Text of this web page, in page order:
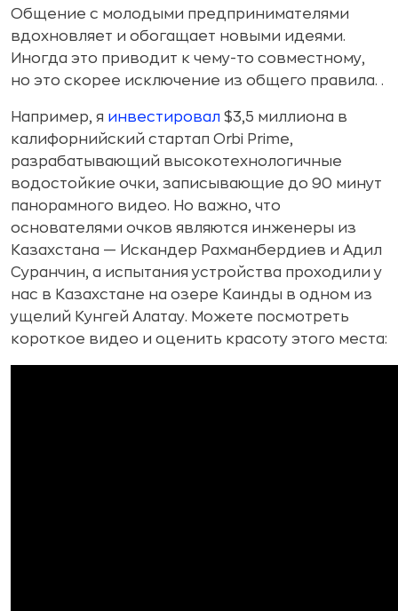
Общение с молодыми предпринимателями
вдохновляет и обогащает новыми идеями.
Иногда это приводит к чему-то совместному,
но это скорее исключение из общего правила. .
Например, я инвестировал $3,5 миллиона в
калифорнийский стартап Orbi Prime,
разрабатывающий высокотехнологичные
водостойкие очки, записывающие до 90 минут
панорамного видео. Но важно, что
основателями очков являются инженеры из
Казахстана — Искандер Рахманбердиев и Адил
Суранчин, а испытания устройства проходили у
нас в Казахстане на озере Каинды в одном из
ущелий Кунгей Алатау. Можете посмотреть
короткое видео и оценить красоту этого места: